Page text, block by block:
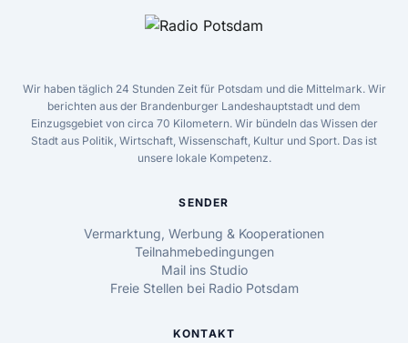
Wir haben täglich 24 Stunden Zeit für Potsdam und die Mittelmark. Wir
berichten aus der Brandenburger Landeshauptstadt und dem
Einzugsgebiet von circa 70 Kilometern. Wir bündeln das Wissen der
Stadt aus Politik, Wirtschaft, Wissenschaft, Kultur und Sport. Das ist
unsere lokale Kompetenz.
SENDER
Vermarktung, Werbung & Kooperationen
Teilnahmebedingungen
Mail ins Studio
Freie Stellen bei Radio Potsdam
KONTAKT